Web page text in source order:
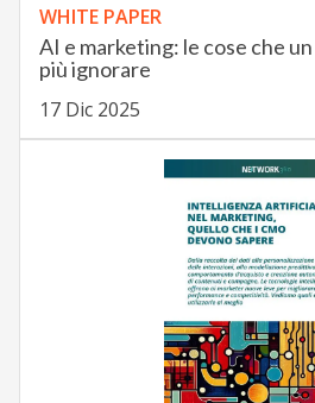
WHITE PAPER
AI e marketing: le cose che
più ignorare
17 Dic 2025